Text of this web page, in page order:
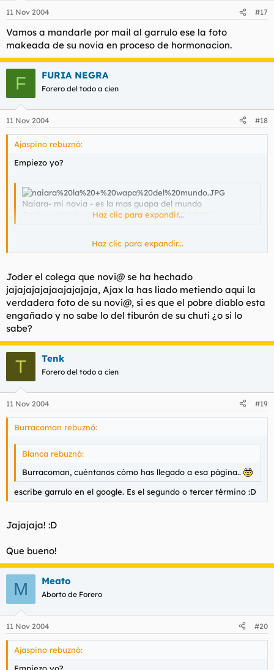
11 Nov 2004 #17
Vamos a mandarle por mail al garrulo ese la foto
makeada de su novia en proceso de hormonacion.
F FURIA NEGRA
Forero del todo a cien
11 Nov 2004 #18
Ajaspino rebuznó:
Empiezo yo?
Naiara- mi novia - es la mas guapa del mundo
Gente esta txika es guapa ehhhh? POS ES MIA!!!
Haz clic para expandir...
Vamos a ver a su novia tal como es en realidad:
Haz clic para expandir...
Joder el colega que novi@ se ha hechado
jajajajajajaajajajaja, Ajax la has liado metiendo aqui la
verdadera foto de su novi@, si es que el pobre diablo esta
engañado y no sabe lo del tiburón de su chuti ¿o si lo
sabe?
T Tenk
Forero del todo a cien
11 Nov 2004 #19
Burracoman rebuznó:
Blanca rebuznó:
Burracoman, cuéntanos cómo has llegado a esa página..
escribe garrulo en el google. Es el segundo o tercer término :D
Jajajaja! :D
Que bueno!
M Meato
Aborto de Forero
11 Nov 2004 #20
Ajaspino rebuznó: